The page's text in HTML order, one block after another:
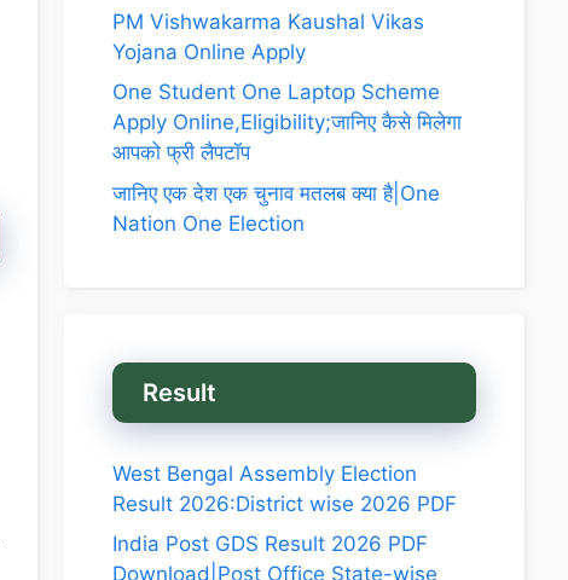
PM Vishwakarma Kaushal Vikas
Yojana Online Apply
One Student One Laptop Scheme
Apply Online,Eligibility;जानिए कैसे मिलेगा
आपको फ्री लैपटॉप
जानिए एक देश एक चुनाव मतलब क्या है|One
Nation One Election
Result
West Bengal Assembly Election
Result 2026:District wise 2026 PDF
India Post GDS Result 2026 PDF
Download|Post Office State-wise